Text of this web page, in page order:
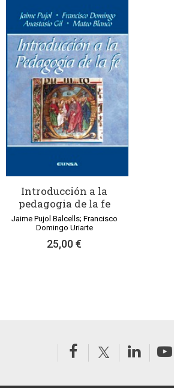
Introducción a la
pedagogia de la fe
Jaime Pujol Balcells; Francisco
Domingo Uriarte
25,00 €